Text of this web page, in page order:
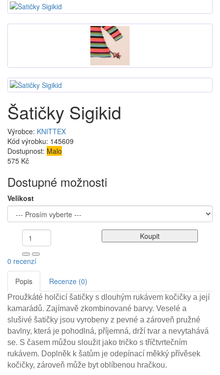
Šatičky Sigikid
Výrobce: KNITTEX
Kód výrobku: 145609
Dostupnost: Malo
575 Kč
Dostupné možnosti
Velikost
Koupit
0 recenzí
Popis Recenze (0)
Proužkáté holčicí šatičky s dlouhým rukávem kočičky a její
kamarádů. Zajímavě zkombinované barvy. Veselé a
slušivé šatičky jsou vyrobeny z pevné a zároveň pružné
bavlny, která je pohodlná, příjemná, drží tvar a nevytahává
se. S časem můžou sloužit jako tričko s tříčtvrtečním
rukávem. Doplněk k šatům je odepínací měkký přívěsek
kočičky, zároveň může byt oblíbenou hračkou.